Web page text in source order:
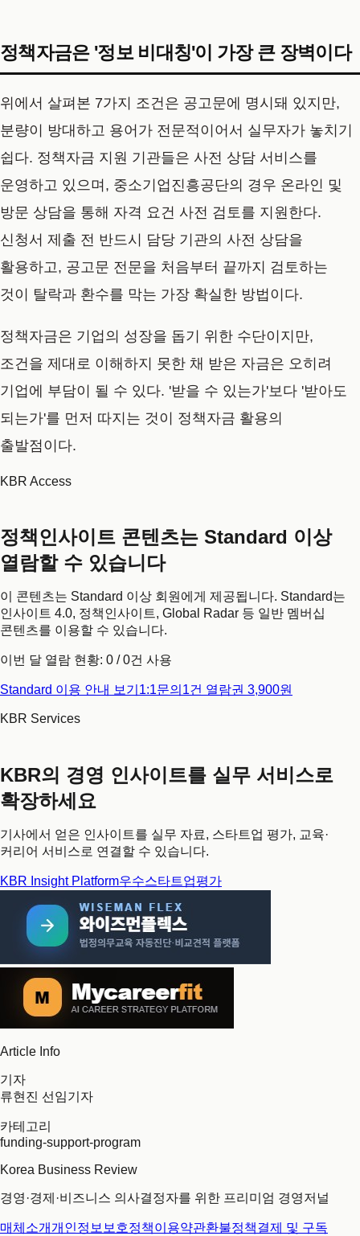
정책자금은 '정보 비대칭'이 가장 큰 장벽이다
위에서 살펴본 7가지 조건은 공고문에 명시돼 있지만,
분량이 방대하고 용어가 전문적이어서 실무자가 놓치기
쉽다. 정책자금 지원 기관들은 사전 상담 서비스를
운영하고 있으며, 중소기업진흥공단의 경우 온라인 및
방문 상담을 통해 자격 요건 사전 검토를 지원한다.
신청서 제출 전 반드시 담당 기관의 사전 상담을
활용하고, 공고문 전문을 처음부터 끝까지 검토하는
것이 탈락과 환수를 막는 가장 확실한 방법이다.
정책자금은 기업의 성장을 돕기 위한 수단이지만,
조건을 제대로 이해하지 못한 채 받은 자금은 오히려
기업에 부담이 될 수 있다. '받을 수 있는가'보다 '받아도
되는가'를 먼저 따지는 것이 정책자금 활용의
출발점이다.
KBR Access
정책인사이트 콘텐츠는 Standard 이상
열람할 수 있습니다
이 콘텐츠는 Standard 이상 회원에게 제공됩니다. Standard는
인사이트 4.0, 정책인사이트, Global Radar 등 일반 멤버십
콘텐츠를 이용할 수 있습니다.
이번 달 열람 현황: 0 /0건 사용
Standard 이용 안내 보기 1:1문의 1건 열람권 3,900원
KBR Services
KBR의 경영 인사이트를 실무 서비스로
확장하세요
기사에서 얻은 인사이트를 실무 자료, 스타트업 평가, 교육·
커리어 서비스로 연결할 수 있습니다.
KBR Insight Platform우수스타트업평가
Article Info
기자
류현진 선임기자
카테고리
funding-support-program
Korea Business Review
경영·경제·비즈니스 의사결정자를 위한 프리미엄 경영저널
매체소개개인정보보호정책이용약관환불정책결제 및 구독